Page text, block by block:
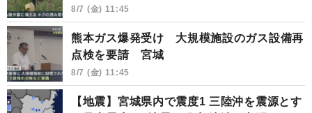
8/7 (金) 11:45
熊本ガス爆発受け 大規模施設のガス設備再
点検を要請 宮城
8/7 (金) 11:45
【地震】宮城県内で震度1 三陸沖を震源とす